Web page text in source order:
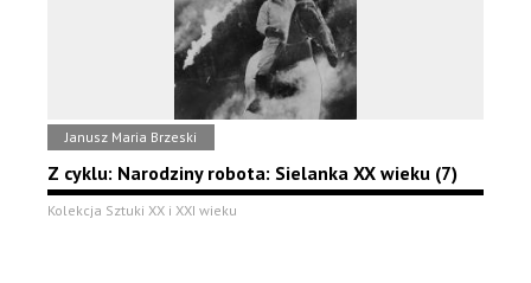
Janusz Maria Brzeski
Z cyklu: Narodziny robota: Sielanka XX wieku (7)
Kolekcja Sztuki XX i XXI wieku